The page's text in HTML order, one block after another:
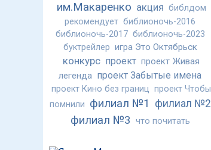
им.Макаренко акция библдом
рекомендует библионочь-2016
библионочь-2017 библионочь-2023
буктрейлер игра Это Октябрьск
конкурс проект проект Живая
легенда проект Забытые имена
проект Кино без границ проект Чтобы
помнили филиал №1 филиал №2
филиал №3 что почитать